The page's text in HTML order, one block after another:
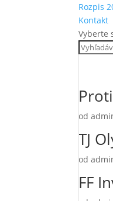
Rozpis
Kontakt
Vyberte
od
TJ
od
FF